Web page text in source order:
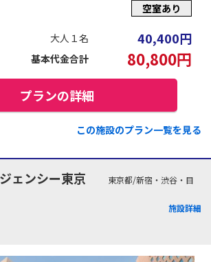
空室あり
大人１名 40,400円
基本代金合計 80,800円
プランの詳細
この施設のプラン一覧を見る
ェンシー東京
東京都/新宿・渋谷・目
施設詳細